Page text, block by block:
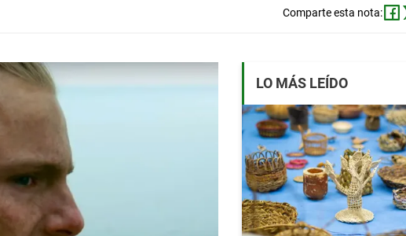
Comparte esta nota:
LO MÁS LEÍDO